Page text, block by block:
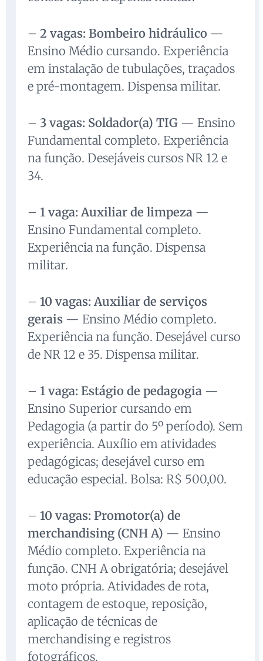
– 2 vagas: Bombeiro hidráulico —
Ensino Médio cursando. Experiência
em instalação de tubulações, traçados
e pré-montagem. Dispensa militar.
– 3 vagas: Soldador(a) TIG — Ensino
Fundamental completo. Experiência
na função. Desejáveis cursos NR 12 e
34.
– 1 vaga: Auxiliar de limpeza —
Ensino Fundamental completo.
Experiência na função. Dispensa
militar.
– 10 vagas: Auxiliar de serviços
gerais — Ensino Médio completo.
Experiência na função. Desejável curso
de NR 12 e 35. Dispensa militar.
– 1 vaga: Estágio de pedagogia —
Ensino Superior cursando em
Pedagogia (a partir do 5º período). Sem
experiência. Auxílio em atividades
pedagógicas; desejável curso em
educação especial. Bolsa: R$ 500,00.
– 10 vagas: Promotor(a) de
merchandising (CNH A) — Ensino
Médio completo. Experiência na
função. CNH A obrigatória; desejável
moto própria. Atividades de rota,
contagem de estoque, reposição,
aplicação de técnicas de
merchandising e registros
fotográficos.